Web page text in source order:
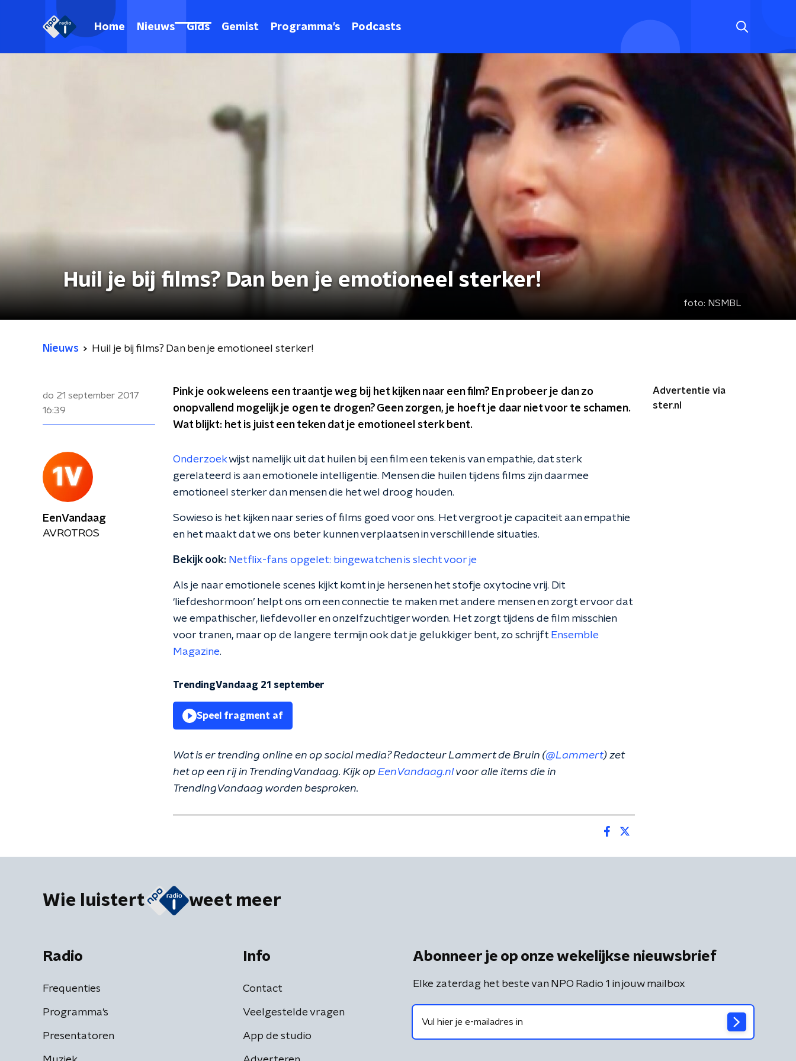
Home Nieuws Gids Gemist Programma's Podcasts
Huil je bij films? Dan ben je emotioneel sterker!
foto: NSMBL
Nieuws Huil je bij films? Dan ben je emotioneel sterker!
do 21 september 2017
16:39
Pink je ook weleens een traantje weg bij het kijken naar een film? En probeer je dan zo
onopvallend mogelijk je ogen te drogen? Geen zorgen, je hoeft je daar niet voor te schamen.
Wat blijkt: het is juist een teken dat je emotioneel sterk bent.
Onderzoekwijst namelijk uit dat huilen bij een film een teken is van empathie, dat sterk
gerelateerd is aan emotionele intelligentie. Mensen die huilen tijdens films zijn daarmee
emotioneel sterker dan mensen die het wel droog houden.
Sowieso is het kijken naar series of films goed voor ons. Het vergroot je capaciteit aan empathie
en het maakt dat we ons beter kunnen verplaatsen in verschillende situaties.
Bekijk ook: Netflix-fans opgelet: bingewatchen is slecht voor je
Als je naar emotionele scenes kijkt komt in je hersenen het stofje oxytocine vrij. Dit
‘liefdeshormoon’ helpt ons om een connectie te maken met andere mensen en zorgt ervoor dat
we empathischer, liefdevoller en onzelfzuchtiger worden. Het zorgt tijdens de film misschien
voor tranen, maar op de langere termijn ook dat je gelukkiger bent, zo schrijft Ensemble
Magazine.
TrendingVandaag 21 september
Speel fragment af
Wat is er trending online en op social media? Redacteur Lammert de Bruin (@Lammert) zet
het op een rij in TrendingVandaag. Kijk op EenVandaag.nlvoor alle items die in
TrendingVandaag worden besproken.
Advertentie via
ster.nl
EenVandaag
AVROTROS
Wie luistert weet meer
Radio
Frequenties
Programma's
Presentatoren
Info
Contact
Veelgestelde vragen
App de studio
Abonneer je op onze wekelijkse nieuwsbrief
Elke zaterdag het beste van NPO Radio 1 in jouw mailbox